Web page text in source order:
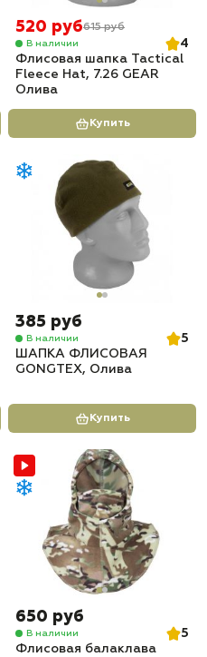
520 руб615 руб
В наличии
4
Флисовая шапка Tactical
Fleece Hat, 7.26 GEAR
Олива
Купить
385 руб
В наличии
5
ШАПКА ФЛИСОВАЯ
GONGTEX, Олива
Купить
650 руб
В наличии
5
Флисовая балаклава